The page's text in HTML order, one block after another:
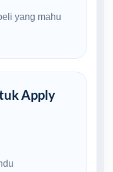
yang mahu
Apply